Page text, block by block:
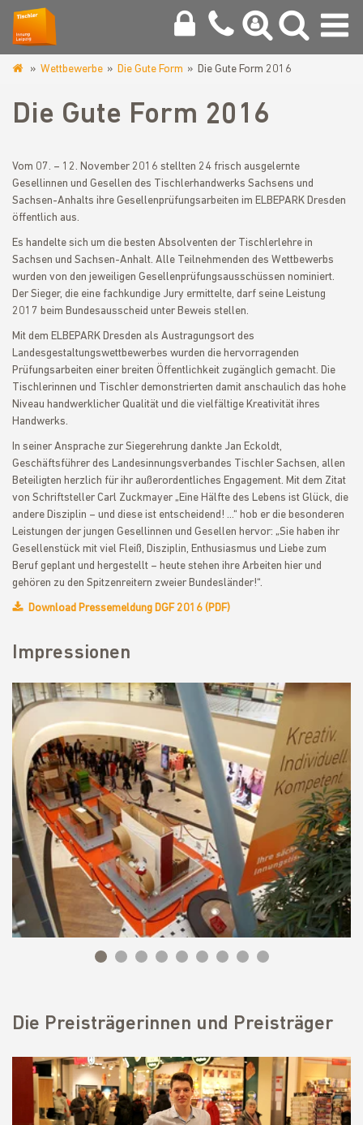
leipzig.de
Wettbewerbe Die Gute Form Die Gute Form 2016
Die Gute Form 2016
Vom 07. – 12. November 2016 stellten 24 frisch ausgelernte
Gesellinnen und Gesellen des Tischlerhandwerks Sachsens und
Sachsen-Anhalts ihre Gesellenprüfungsarbeiten im ELBEPARK Dresden
öffentlich aus.
Es handelte sich um die besten Absolventen der Tischlerlehre in
Sachsen und Sachsen-Anhalt. Alle Teilnehmenden des Wettbewerbs
wurden von den jeweiligen Gesellenprüfungsausschüssen nominiert.
Der Sieger, die eine fachkundige Jury ermittelte, darf seine Leistung
2017 beim Bundesausscheid unter Beweis stellen.
Mit dem ELBEPARK Dresden als Austragungsort des
Landesgestaltungswettbewerbes wurden die hervorragenden
Prüfungsarbeiten einer breiten Öffentlichkeit zugänglich gemacht. Die
Tischlerinnen und Tischler demonstrierten damit anschaulich das hohe
Niveau handwerklicher Qualität und die vielfältige Kreativität ihres
Handwerks.
In seiner Ansprache zur Siegerehrung dankte Jan Eckoldt,
Geschäftsführer des Landesinnungsverbandes Tischler Sachsen, allen
Beteiligten herzlich für ihr außerordentliches Engagement. Mit dem Zitat
von Schriftsteller Carl Zuckmayer „Eine Hälfte des Lebens ist Glück, die
andere Disziplin – und diese ist entscheidend! …“ hob er die besonderen
Leistungen der jungen Gesellinnen und Gesellen hervor: „Sie haben ihr
Gesellenstück mit viel Fleiß, Disziplin, Enthusiasmus und Liebe zum
Beruf geplant und hergestellt – heute stehen ihre Arbeiten hier und
gehören zu den Spitzenreitern zweier Bundesländer!“.
Download Pressemeldung DGF 2016 (PDF)
Impressionen
Die Preisträgerinnen und Preisträger